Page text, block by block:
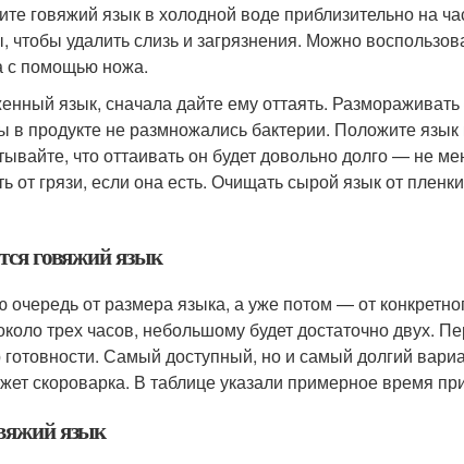
говяжий язык в холодной воде приблизительно на
удалить слизь и загрязнения. Можно
с помощью ножа.
язык, сначала дайте ему оттаять.
в продукте не размножались бактерии. Положите
что оттаивать он будет довольно долго — не
от грязи, если она есть. Очищать сырой язык от
говяжий язык
от размера языка, а уже потом — от
трех часов, небольшому будет достаточно двух.
готовности. Самый доступный, но и самый долгий
скороварка. В таблице указали примерное время
язык